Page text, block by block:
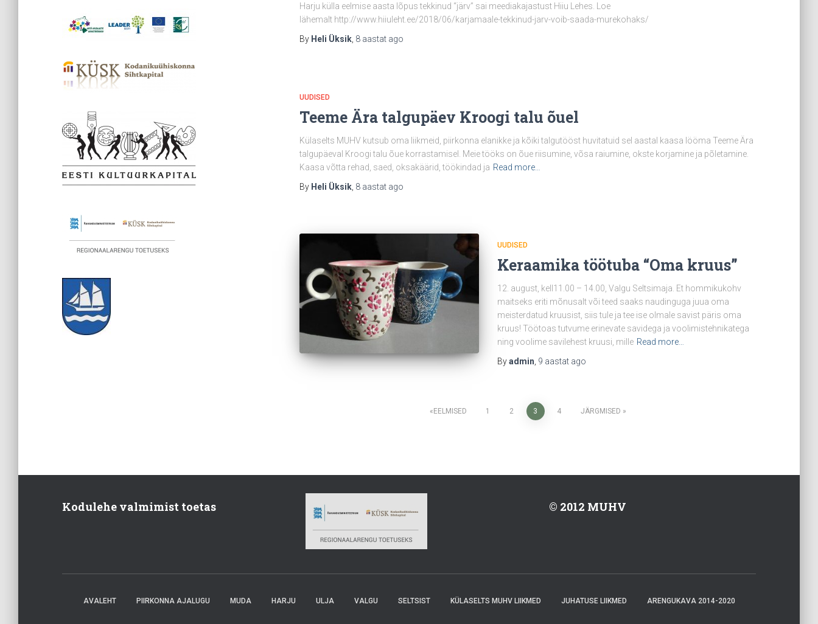
Harju külla eelmise aasta lõpus tekkinud “järv” sai meediakajastust Hiiu Lehes. Loe
lähemalt http://www.hiiuleht.ee/2018/06/karjamaale-tekkinud-jarv-voib-saada-murekohaks/
By Heli Üksik 8 aastat ago
UUDISED
Teeme Ära talgupäev Kroogi talu õuel
Külaselts MUHV kutsub oma liikmeid, piirkonna elanikke ja kõiki talgutööst huvitatuid sel aastal kaasa lööma Teeme Ära
talgupäeval Kroogi talu õue korrastamisel. Meie tööks on õue riisumine, võsa raiumine, okste korjamine ja põletamine.
Kaasa võtta rehad, saed, oksakäärid, töökindad ja Read more…
By Heli Üksik 8 aastat ago
UUDISED
Keraamika töötuba “Oma kruus”
12. august, kell11.00 – 14.00, Valgu Seltsimaja. Et hommikukohv
maitseks eriti mõnusalt või teed saaks naudinguga juua oma
meisterdatud kruusist, siis tule ja tee ise olmale savist päris oma
kruus! Töötoas tutvume erinevate savidega ja voolimistehnikatega
ning voolime savilehest kruusi, mille Read more…
Byadmin 9 aastat ago
NavigeerimineEELMISED 1 2 3 4 JÄRGMISED
Kodulehe valmimist toetas © 2012 MUHV
AVALEHT PIIRKONNA AJALUGU MUDA HARJU ULJA VALGU SELTSIST KÜLASELTS MUHV LIIKMED JUHATUSE LIIKMED ARENGUKAVA 2014-2020